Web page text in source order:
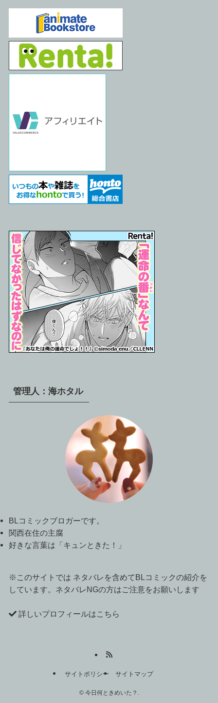
管理人：海ホタル
BLコミックブロガーです。
関西在住の主腐
好きな言葉は「キュンときた！」
※このサイトでは ネタバレを含めてBLコミックの紹介を
しています。ネタバレNGの方はご注意をお願いします
詳しいプロフィールはこちら
サイトポリシー サイトマップ
©今日何ときめいた？.